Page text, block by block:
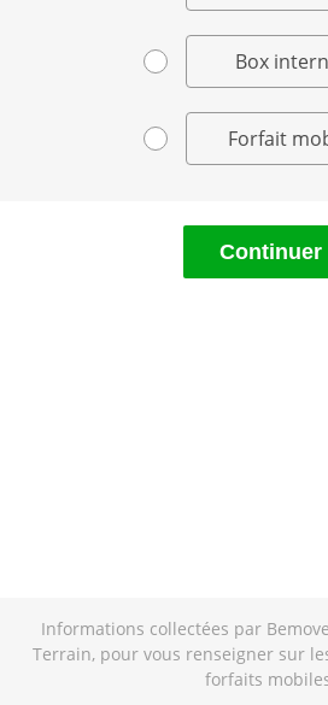
Box
Forfait
Continuer
Informations collectées par
Terrain, pour vous renseigner sur
forfaits